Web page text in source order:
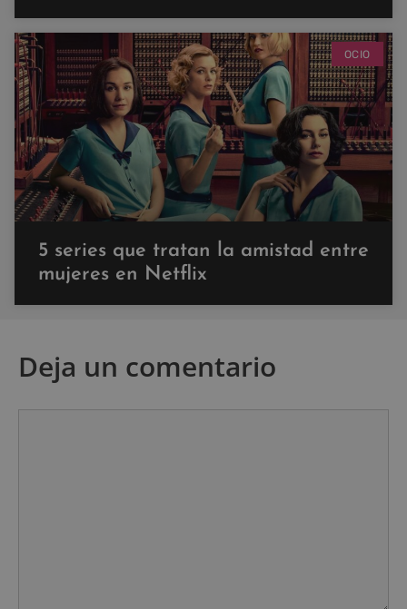
OCIO
5 series que tratan la amistad entre
mujeres en Netflix
Deja un comentario